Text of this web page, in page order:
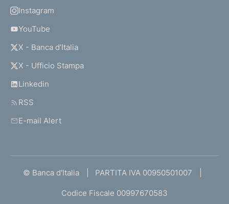
Instagram
YouTube
X - Banca d’Italia
X - Ufficio Stampa
Linkedin
RSS
E-mail Alert
© Banca d'Italia PARTITA IVA 00950501007
Codice Fiscale 00997670583